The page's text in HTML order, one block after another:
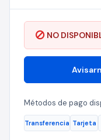
NO
Métodos de pago
Transferencia Tarjeta